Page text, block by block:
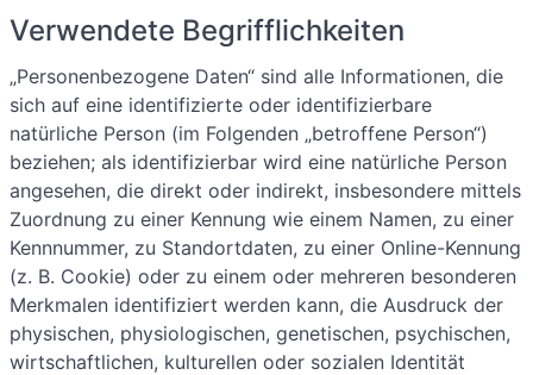
Verwendete Begrifflichkeiten
„Personenbezogene Daten“ sind alle Informationen, die
sich auf eine identifizierte oder identifizierbare
natürliche Person (im Folgenden „betroffene Person“)
beziehen; als identifizierbar wird eine natürliche Person
angesehen, die direkt oder indirekt, insbesondere mittels
Zuordnung zu einer Kennung wie einem Namen, zu einer
Kennnummer, zu Standortdaten, zu einer Online-Kennung
(z. B. Cookie) oder zu einem oder mehreren besonderen
Merkmalen identifiziert werden kann, die Ausdruck der
physischen, physiologischen, genetischen, psychischen,
wirtschaftlichen, kulturellen oder sozialen Identität